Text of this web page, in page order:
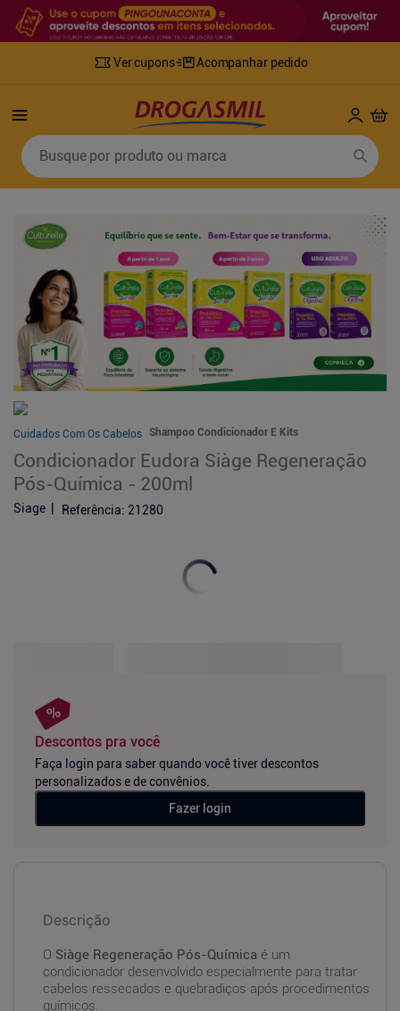
Ver cupons Acompanhar pedido
Busque por produto ou marca
Cuidados Com Os Cabelos Shampoo Condicionador E Kits
Condicionador Eudora Siàge Regeneração
Pós-Química - 200ml
Siage Referência: 21280
Descontos pra você
Faça login para saber quando você tiver descontos
personalizados e de convênios.
Fazer login
Descrição
O Siàge Regeneração Pós-Química é um
condicionador desenvolvido especialmente para tratar
cabelos ressecados e quebradiços após procedimentos
químicos.
Termos mais buscados
3º
retinol
mounjaro
5º fralda geriatrica
8
º
tylenol
fralda xg
10º shampoo